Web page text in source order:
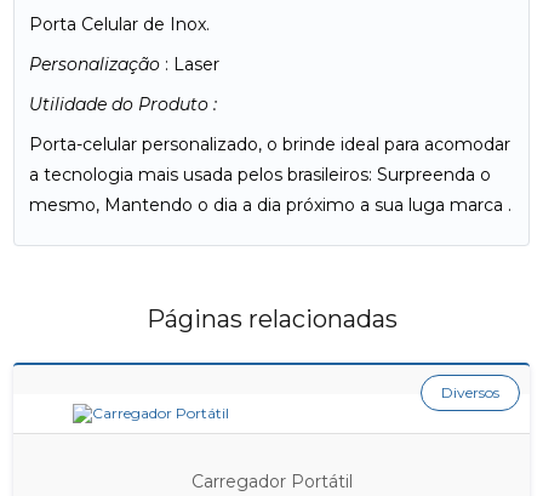
Porta Celular de Inox.
Personalização : Laser
Utilidade do Produto :
Porta-celular personalizado, o brinde ideal para acomodar
a tecnologia mais usada pelos brasileiros: Surpreenda o
mesmo, Mantendo o dia a dia próximo a sua luga marca .
Páginas relacionadas
Carregador Portátil
Diversos